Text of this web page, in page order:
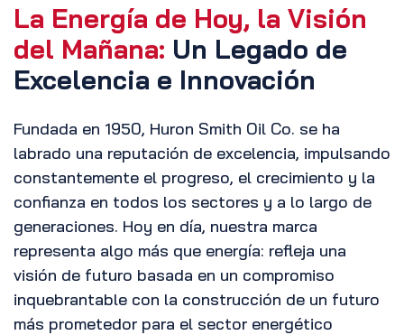
La Energía de Hoy, la Visión
del Mañana: Un Legado de
Excelencia e Innovación
Fundada en 1950, Huron Smith Oil Co. se ha
labrado una reputación de excelencia, impulsando
constantemente el progreso, el crecimiento y la
confianza en todos los sectores y a lo largo de
generaciones. Hoy en día, nuestra marca
representa algo más que energía: refleja una
visión de futuro basada en un compromiso
inquebrantable con la construcción de un futuro
más prometedor para el sector energético